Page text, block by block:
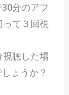
分のアフ
って３回視
聴した場
ょうか？